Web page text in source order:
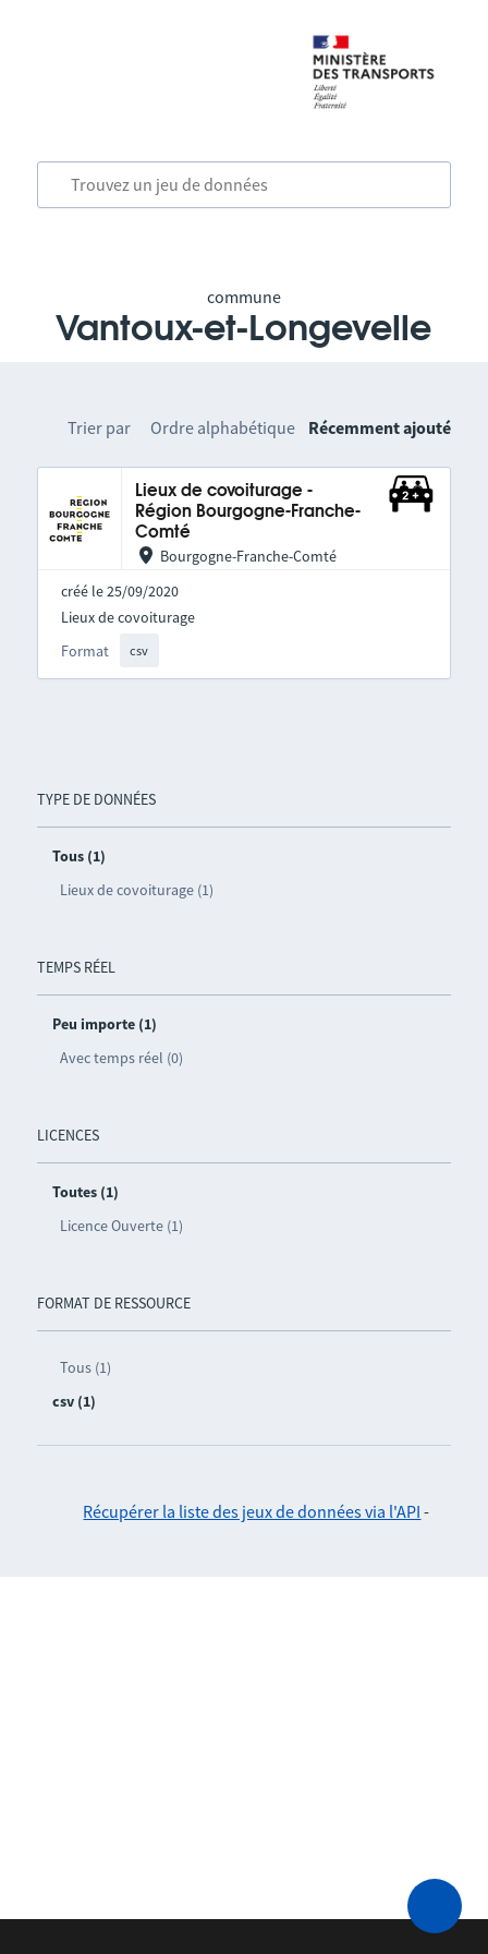
commune
Vantoux-et-Longevelle
TYPE DE DONNÉES
Tous (1)
Lieux de covoiturage (1)
TEMPS RÉEL
Peu importe (1)
Avec temps réel (0)
LICENCES
Toutes (1)
Licence Ouverte (1)
FORMAT DE RESSOURCE
Tous (1)
csv (1)
Trier par Ordre alphabétique Récemment ajouté
Lieux de covoiturage -
Région Bourgogne-Franche-
Comté
Bourgogne-Franche-Comté
créé le 25/09/2020
Format csv
Lieux de covoiturage
Récupérer la liste des jeux de données via l'API -